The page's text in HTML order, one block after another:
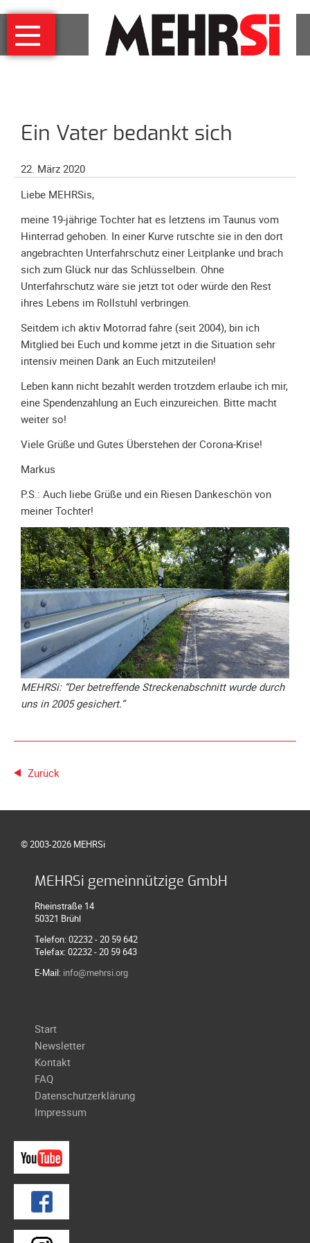
Navigation
überspringen
MEHRSi
Wer
Interview
und
Prominente
MEHRSi
Unterstützen
Spendenkonto
Förderer
werden
ändern
Gewerbliche
Förderer
Flyer
Achte
auf
Motorradfahrer
Merchandise
Aktionen
Info/Presse
Unterfahrschutz
Unterfahrschutz
-
Erfolge
Unterfahrschutz
-
in
Absenkung
Streckensicherung
Meldeformular
Kurvenleittafel
Galerie
2026
Galerie
2025
Galerie
2023
Galerie
2022
Galerie
2021
Ein Vater bedankt sich
22. März 2020
Liebe MEHRSis,
meine 19-jährige Tochter hat es letztens im Taunus vom
Hinterrad gehoben. In einer Kurve rutschte sie in den dort
angebrachten Unterfahrschutz einer Leitplanke und brach
sich zum Glück nur das Schlüsselbein. Ohne
Unterfahrschutz wäre sie jetzt tot oder würde den Rest
ihres Lebens im Rollstuhl verbringen.
Seitdem ich aktiv Motorrad fahre (seit 2004), bin ich
Mitglied bei Euch und komme jetzt in die Situation sehr
intensiv meinen Dank an Euch mitzuteilen!
Leben kann nicht bezahlt werden trotzdem erlaube ich mir,
eine Spendenzahlung an Euch einzureichen. Bitte macht
weiter so!
Viele Grüße und Gutes Überstehen der Corona-Krise!
Markus
P.S.: Auch liebe Grüße und ein Riesen Dankeschön von
meiner Tochter!
MEHRSi: “Der betreffende Streckenabschnitt wurde durch
uns in 2005 gesichert.“
Zurück
© 2003-2026 MEHRSi
MEHRSi gemeinnützige GmbH
Rheinstraße 14
50321 Brühl
Telefon: 02232 - 20 59 642
Telefax: 02232 - 20 59 643
E-Mail: info@mehrsi.org
Navigation
überspringen
Start
Newsletter
Kontakt
FAQ
Datenschutzerklärung
Impressum